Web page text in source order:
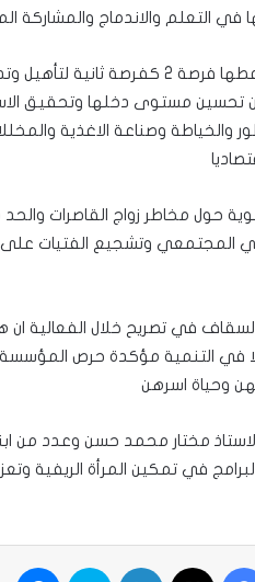
التعلم والاندماج والمشاركة
وخلال الفعالية دشنت المؤسسة برنامج
من تحسين مستوى دخلها وتحقيق
والخياطة وصناعة الاغذية
حول مخاطر زواج القاصرات
المجتمعي وتشجيع الفتيات على
في تصريح خلال الفعالية ان هذه
في التنمية مؤكدة حرص
وحياة اسرهن
مختار محمد حسن وعدد من
في تمكين المرأة الريفية